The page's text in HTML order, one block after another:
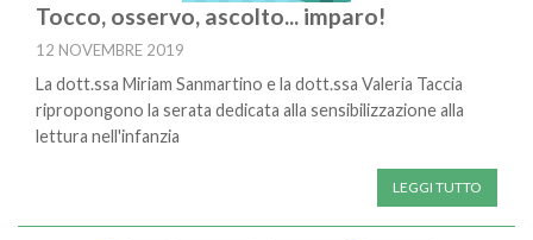
Tocco, osservo, ascolto... imparo!
12 NOVEMBRE 2019
La dott.ssa Miriam Sanmartino e la dott.ssa Valeria Taccia
ripropongono la serata dedicata alla sensibilizzazione alla
lettura nell'infanzia
LEGGI TUTTO